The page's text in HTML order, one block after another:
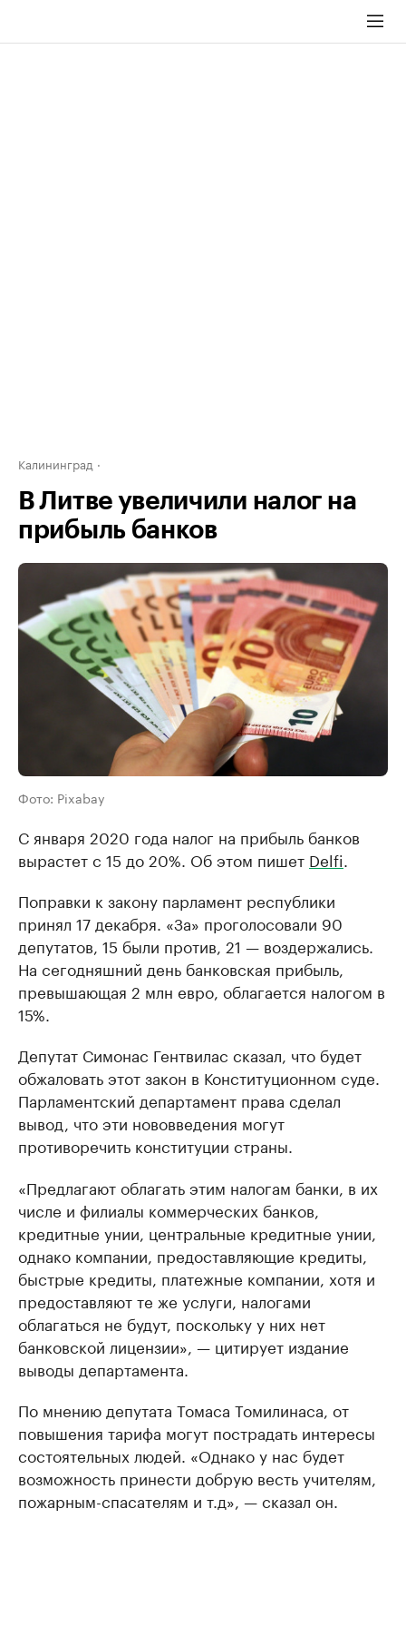
Калининград
В Литве увеличили налог на
прибыль банков
Фото: Pixabay
С января 2020 года налог на прибыль банков
вырастет с 15 до 20%. Об этом пишет Delfi.
Поправки к закону парламент республики
принял 17 декабря. «За» проголосовали 90
депутатов, 15 были против, 21 — воздержались.
На сегодняшний день банковская прибыль,
превышающая 2 млн евро, облагается налогом в
15%.
Депутат Симонас Гентвилас сказал, что будет
обжаловать этот закон в Конституционном суде.
Парламентский департамент права сделал
вывод, что эти нововведения могут
противоречить конституции страны.
«Предлагают облагать этим налогам банки, в их
числе и филиалы коммерческих банков,
кредитные унии, центральные кредитные унии,
однако компании, предоставляющие кредиты,
быстрые кредиты, платежные компании, хотя и
предоставляют те же услуги, налогами
облагаться не будут, поскольку у них нет
банковской лицензии», — цитирует издание
выводы департамента.
По мнению депутата Томаса Томилинаса, от
повышения тарифа могут пострадать интересы
состоятельных людей. «Однако у нас будет
возможность принести добрую весть учителям,
пожарным-спасателям и т.д», — сказал он.